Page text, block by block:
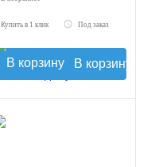
Купить в 1 клик Под заказ
В корзину